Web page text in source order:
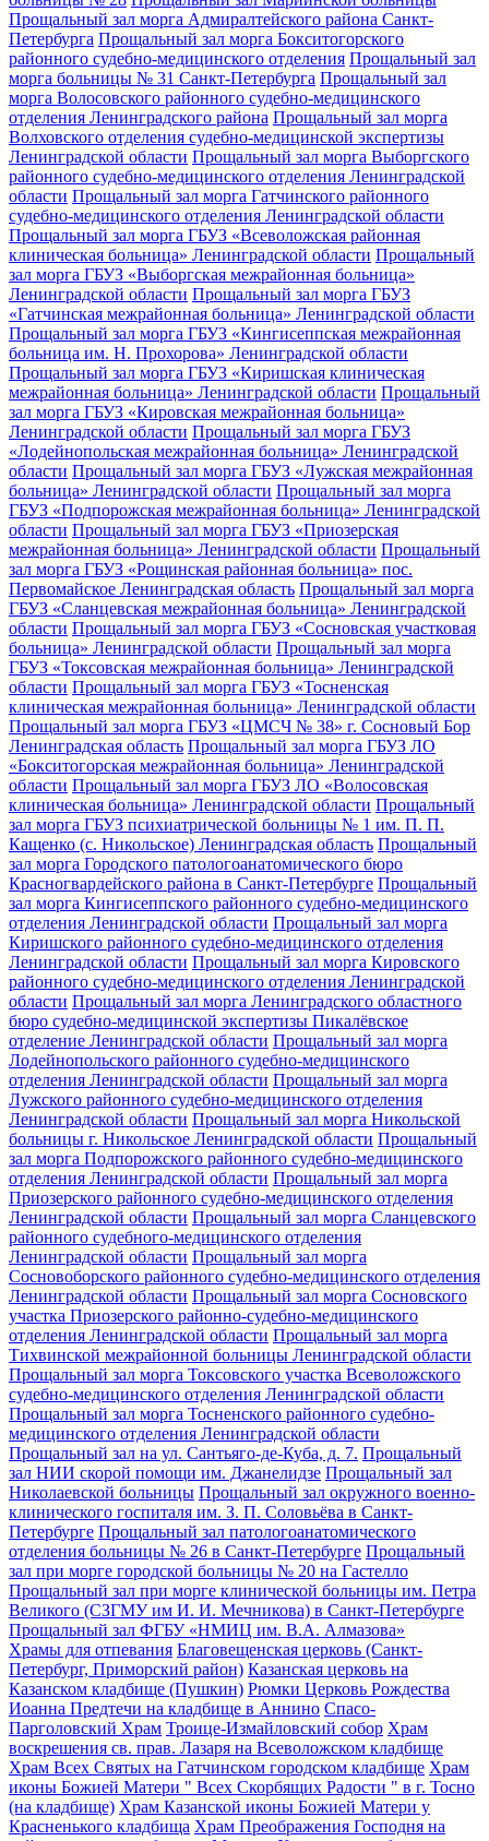
Прощальный зал морга Адмиралтейского района Санкт-
Петербурга Прощальный зал морга Бокситогорского
районного судебно-медицинского отделения Прощальный зал
морга больницы № 31 Санкт-Петербурга Прощальный зал
морга Волосовского районного судебно-медицинского
отделения Ленинградского района Прощальный зал морга
Волховского отделения судебно-медицинской экспертизы
Ленинградской области Прощальный зал морга Выборгского
районного судебно-медицинского отделения Ленинградской
области Прощальный зал морга Гатчинского районного
судебно-медицинского отделения Ленинградской области
Прощальный зал морга ГБУЗ «Всеволожская районная
клиническая больница» Ленинградской области Прощальный
зал морга ГБУЗ «Выборгская межрайонная больница»
Ленинградской области Прощальный зал морга ГБУЗ
«Гатчинская межрайонная больница» Ленинградской области
Прощальный зал морга ГБУЗ «Кингисеппская межрайонная
больница им. Н. Прохорова» Ленинградской области
Прощальный зал морга ГБУЗ «Киришская клиническая
межрайонная больница» Ленинградской области Прощальный
зал морга ГБУЗ «Кировская межрайонная больница»
Ленинградской области Прощальный зал морга ГБУЗ
«Лодейнопольская межрайонная больница» Ленинградской
области Прощальный зал морга ГБУЗ «Лужская межрайонная
больница» Ленинградской области Прощальный зал морга
ГБУЗ «Подпорожская межрайонная больница» Ленинградской
области Прощальный зал морга ГБУЗ «Приозерская
межрайонная больница» Ленинградской области Прощальный
зал морга ГБУЗ «Рощинская районная больница» пос.
Первомайское Ленинградская область Прощальный зал морга
ГБУЗ «Сланцевская межрайонная больница» Ленинградской
области Прощальный зал морга ГБУЗ «Сосновская участковая
больница» Ленинградской области Прощальный зал морга
ГБУЗ «Токсовская межрайонная больница» Ленинградской
области Прощальный зал морга ГБУЗ «Тосненская
клиническая межрайонная больница» Ленинградской области
Прощальный зал морга ГБУЗ «ЦМСЧ № 38» г. Сосновый Бор
Ленинградская область Прощальный зал морга ГБУЗ ЛО
«Бокситогорская межрайонная больница» Ленинградской
области Прощальный зал морга ГБУЗ ЛО «Волосовская
клиническая больница» Ленинградской области Прощальный
зал морга ГБУЗ психиатрической больницы № 1 им. П. П.
Кащенко (с. Никольское) Ленинградская область Прощальный
зал морга Городского патологоанатомического бюро
Красногвардейского района в Санкт-Петербурге Прощальный
зал морга Кингисеппского районного судебно-медицинского
отделения Ленинградской области Прощальный зал морга
Киришского районного судебно-медицинского отделения
Ленинградской области Прощальный зал морга Кировского
районного судебно-медицинского отделения Ленинградской
области Прощальный зал морга Ленинградского областного
бюро судебно-медицинской экспертизы Пикалёвское
отделение Ленинградской области Прощальный зал морга
Лодейнопольского районного судебно-медицинского
отделения Ленинградской области Прощальный зал морга
Лужского районного судебно-медицинского отделения
Ленинградской области Прощальный зал морга Никольской
больницы г. Никольское Ленинградской области Прощальный
зал морга Подпорожского районного судебно-медицинского
отделения Ленинградской области Прощальный зал морга
Приозерского районного судебно-медицинского отделения
Ленинградской области Прощальный зал морга Сланцевского
районного судебного-медицинского отделения
Ленинградской области Прощальный зал морга
Сосновоборского районного судебно-медицинского отделения
Ленинградской области Прощальный зал морга Сосновского
участка Приозерского районно-судебно-медицинского
отделения Ленинградской области Прощальный зал морга
Тихвинской межрайонной больницы Ленинградской области
Прощальный зал морга Токсовского участка Всеволожского
судебно-медицинского отделения Ленинградской области
Прощальный зал морга Тосненского районного судебно-
медицинского отделения Ленинградской области
Прощальный зал на ул. Сантьяго-де-Куба, д. 7. Прощальный
зал НИИ скорой помощи им. Джанелидзе Прощальный зал
Николаевской больницы Прощальный зал окружного военно-
клинического госпиталя им. З. П. Соловьёва в Санкт-
Петербурге Прощальный зал патологоанатомического
отделения больницы № 26 в Санкт-Петербурге Прощальный
зал при морге городской больницы № 20 на Гастелло
Прощальный зал при морге клинической больницы им. Петра
Великого (СЗГМУ им И. И. Мечникова) в Санкт-Петербурге
Прощальный зал ФГБУ «НМИЦ им. В.А. Алмазова»
Храмы для отпевания Благовещенская церковь (Санкт-
Петербург, Приморский район) Казанская церковь на
Казанском кладбище (Пушкин) Рюмки Церковь Рождества
Иоанна Предтечи на кладбище в Аннино Спасо-
Парголовский Храм Троице-Измайловский собор Храм
воскрешения св. прав. Лазаря на Всеволожском кладбище
Храм Всех Святых на Гатчинском городском кладбище Храм
иконы Божией Матери " Всех Скорбящих Радости " в г. Тосно
(на кладбище) Храм Казанской иконы Божией Матери у
Красненького кладбища Храм Преображения Господня на